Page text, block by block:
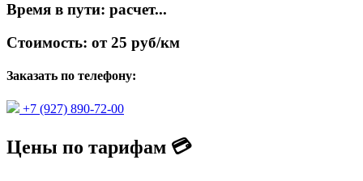
Время в пути: расчет...
Стоимость: от 25 руб/км
Заказать по телефону:
+7 (927) 890-72-00
Цены по тарифам 💳